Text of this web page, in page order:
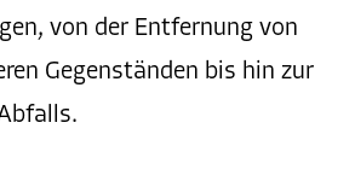
von der Entfernung von
Gegenständen bis hin zur